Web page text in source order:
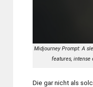
Midjourney Prompt: A
features, intense
Die gar nicht als